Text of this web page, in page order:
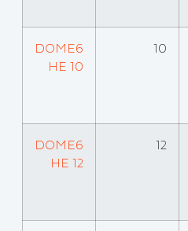
DOME6
HE 10
10
DOME6
HE 12
12